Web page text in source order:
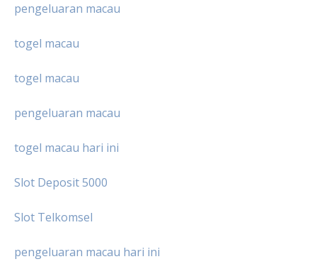
pengeluaran macau
togel macau
togel macau
pengeluaran macau
togel macau hari ini
Slot Deposit 5000
Slot Telkomsel
pengeluaran macau hari ini